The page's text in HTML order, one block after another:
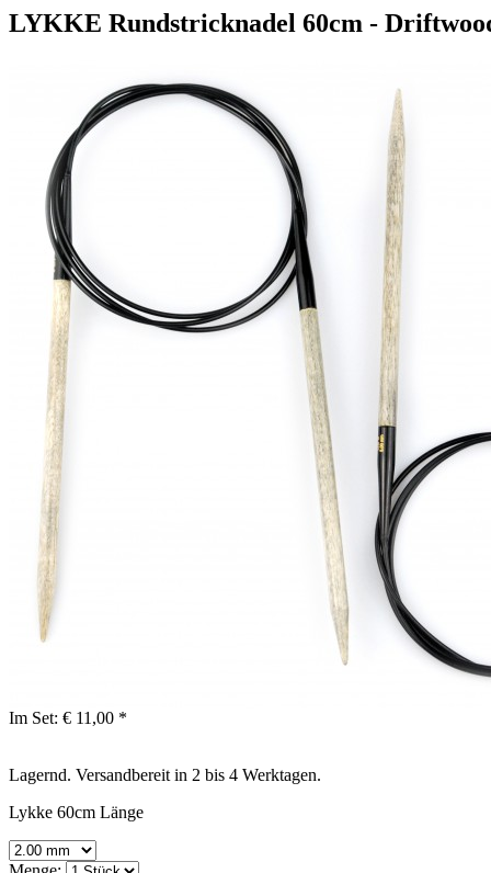
LYKKE Rundstricknadel 60cm -
Im Set: € 11,00 *
Lagernd. Versandbereit in 2 bis 4 Werktagen.
Lykke 60cm Länge